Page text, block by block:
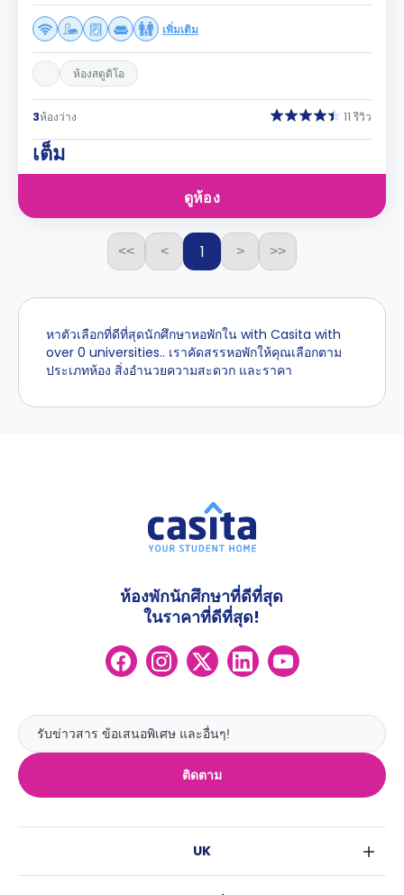
เพิ่มเติม
ห้องสตูดิโอ
3ห้องว่าง 11 รีวิว
เต็ม
ดูห้อง
<< < 1 > >>
หาตัวเลือกที่ดีที่สุดนักศึกษาหอพักใน with Casita with
over 0 universities.. เราคัดสรรหอพักให้คุณเลือกตาม
ประเภทห้อง สิ่งอำนวยความสะดวก และราคา
ติดตาม
ห้องพักนักศึกษาที่ดีที่สุด
ในราคาที่ดีที่สุด!
UK